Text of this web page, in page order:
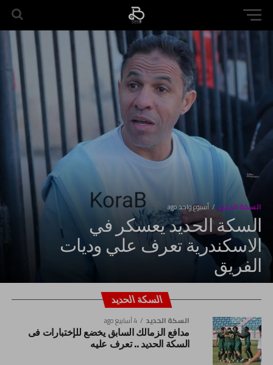
السكة الحديد أسبوع واحد ago
السكة الحديد يعسكر في
الاسكندرية تعرف علي وديات
الفريق
السكة الحديد
السكة الحديد 4 أسابيع ago
مدافع الزمالك السابق يخضع للإختبارات فى
السكة الحديد .. تعرف عليه